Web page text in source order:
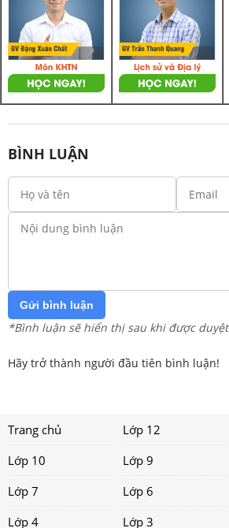
BÌNH LUẬN
Gửi bình luận
*Bình luận sẽ hiển thị sau khi được duyệt
Hãy trở thành người đầu tiên bình luận!
Trang chủ Lớp 12
Lớp 10
Lớp 9
Lớp 7
Lớp 6
Lớp 4
Lớp 3